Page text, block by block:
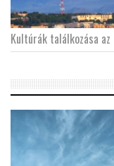
Kultúrák találkozása az